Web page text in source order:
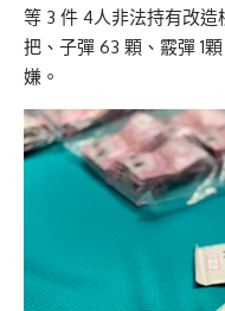
等 3 件 4人非法持有改造
把、子彈 63 顆、霰彈 1
嫌。